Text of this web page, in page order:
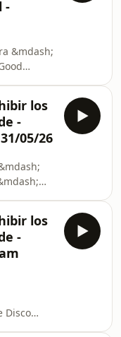
You
for It
by
-
&mdash;
Cab
Bear,
with the
L
los
-
05/26
The
Fade
los
-
Disco